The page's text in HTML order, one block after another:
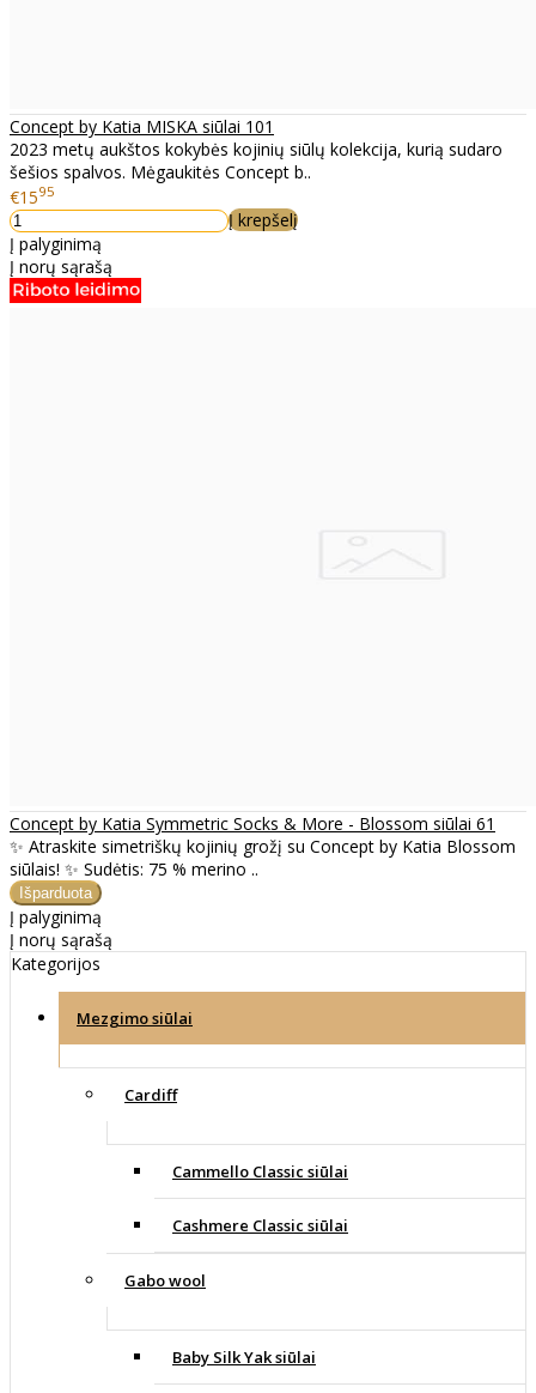
Concept by Katia MISKA siūlai 101
2023 metų aukštos kokybės kojinių siūlų kolekcija, kurią sudaro
šešios spalvos. Mėgaukitės Concept b..
€1595
Į krepšelį
Į palyginimą
Į norų sąrašą
Concept by Katia Symmetric Socks & More - Blossom siūlai 61
✨ Atraskite simetriškų kojinių grožį su Concept by Katia Blossom
siūlais! ✨ Sudėtis: 75 % merino ..
Į palyginimą
Į norų sąrašą
Kategorijos
Mezgimo siūlai
Cardiff
Cammello Classic siūlai
Cashmere Classic siūlai
Gabo wool
Baby Silk Yak siūlai